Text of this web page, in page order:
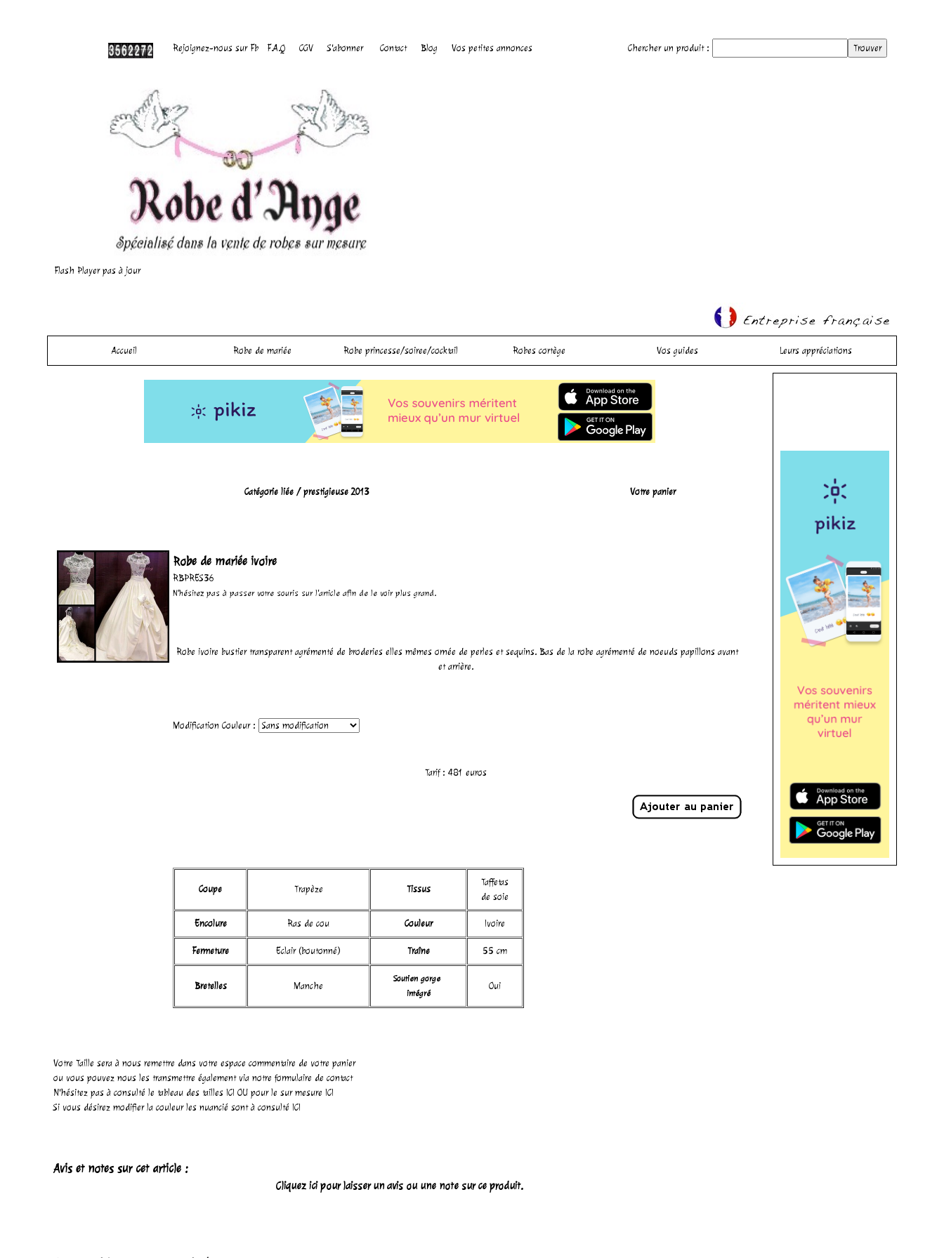
Rejoignez-nous sur Fb F.A.Q CGV S'abonner Contact Blog Vos petites annonces Chercher un produit :
Flash Player pas à jour
Accueil Robe de mariée Robe princesse/soiree/cocktail Robes cortège Vos guides Leurs appréciations
Catégorie liée /prestigieuse 2013 Votre panier
Robe de mariée ivoire
RBPRES36
N'hésitez pas à passer votre souris sur l'article afin de le voir plus grand.
Robe ivoire bustier transparent agrémenté de broderies elles mêmes ornée de perles et sequins. Bas de la robe agrémenté de noeuds papillons avant
et arrière.
Modification Couleur :
Tarif : 481 euros
Coupe Trapèze Tissus
Taffetas
de soie
Encolure Ras de cou Couleur Ivoire
Fermeture Eclair (boutonné) Traîne 55 cm
Bretelles Manche
Soutien gorge
intégré
Oui
Votre Taille sera à nous remettre dans votre espace commentaire de votre panier
ou vous pouvez nous les transmettre également via notre formulaire de contact
N'hésitez pas à consulté le tableau des tailles ICI OU pour le sur mesure ICI
Si vous désirez modifier la couleur les nuancié sont à consulté ICI
Avis et notes sur cet article :
Cliquez ici pour laisser un avis ou une note sur ce produit.